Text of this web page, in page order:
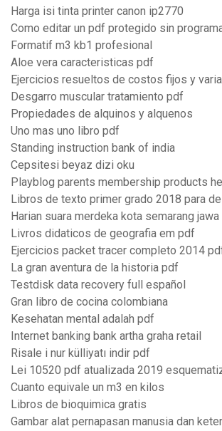
Harga isi tinta printer canon ip2770
Como editar un pdf protegido sin
Formatif m3 kb1 profesional
Aloe vera caracteristicas pdf
Ejercicios resueltos de costos fijos y
Desgarro muscular tratamiento pdf
Propiedades de alquinos y alquenos
Uno mas uno libro pdf
Standing instruction bank of india
Cepsitesi beyaz dizi oku
Playblog parents membership products
Libros de texto primer grado 2018 para
Harian suara merdeka kota semarang jawa
Livros didaticos de geografia em pdf
Ejercicios packet tracer completo 2014
La gran aventura de la historia pdf
Testdisk data recovery full español
Gran libro de cocina colombiana
Kesehatan mental adalah pdf
Internet banking bank artha graha retail
Risale i nur külliyatı indir pdf
Lei 10520 pdf atualizada 2019
Cuanto equivale un m3 en kilos
Libros de bioquimica gratis
Gambar alat pernapasan manusia dan